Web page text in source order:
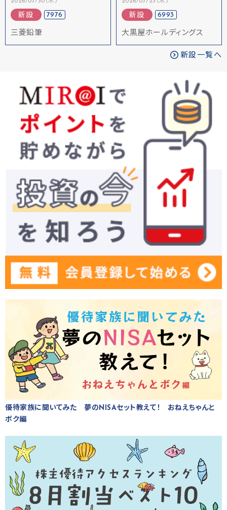
新設 7976
三菱鉛筆
新設 6993
大黒屋ホールディングス
新設一覧へ
優待家族に聞いてみた 夢のNISAセット教えて！ おねえちゃんと
ボク編